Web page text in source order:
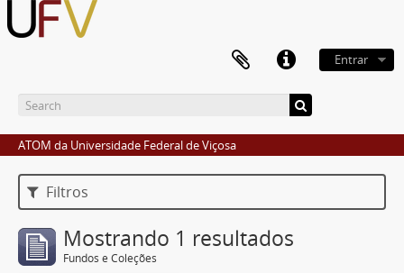
Entrar
ATOM da Universidade Federal de Viçosa
Filtros
Mostrando 1 resultados
Fundos e Coleções